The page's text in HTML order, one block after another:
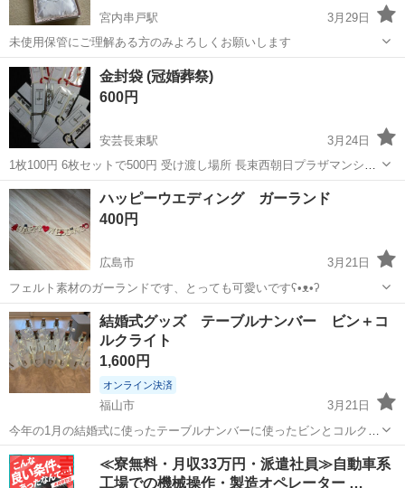
宮内串戸駅
3月29日
未使用保管にご理解ある方のみよろしくお願いします
広島 廿日市市 宮内串戸駅
金封袋 (冠婚葬祭)
600円
安芸長束駅
3月24日
1枚100円 6枚セットで500円 受け渡し場所 長束西朝日プラザマンショ
ン前 受け渡し時間 水曜を除く 18時以降 土日、午前のみ相談 仕事の都
合で相談に添える事も有るので、希望時間記載してください...
広島 広島市 安芸長束駅 冠婚葬祭 場所
ハッピーウエディング ガーランド
400円
広島市
3月21日
フェルト素材のガーランドです、とっても可愛いですʕ•ᴥ•ʔ
広島 広島市 冠婚葬祭 ガーランド
結婚式グッズ テーブルナンバー ビン＋コ
ルクライト
1,600円
オンライン決済
福山市
3月21日
今年の1月の結婚式に使ったテーブルナンバーに使ったビンとコルク型
のライト11本（A〜K）実際に使ったもので電池残量が少なくなってい
るはずなので豆電池を買っていただく必要があります。 福山市にとり
に来ていただける方でよろしくお...
広島 福山市 冠婚葬祭 コルク
≪寮無料・月収33万円・派遣社員≫自動車系
工場での機械操作・製造オペレーター …